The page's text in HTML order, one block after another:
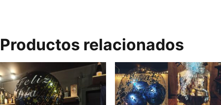
de
+
Whiskera
cantidad
Productos relacionados